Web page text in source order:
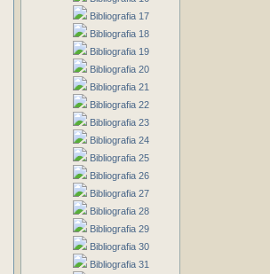
Bibliografia 17
Bibliografia 18
Bibliografia 19
Bibliografia 20
Bibliografia 21
Bibliografia 22
Bibliografia 23
Bibliografia 24
Bibliografia 25
Bibliografia 26
Bibliografia 27
Bibliografia 28
Bibliografia 29
Bibliografia 30
Bibliografia 31